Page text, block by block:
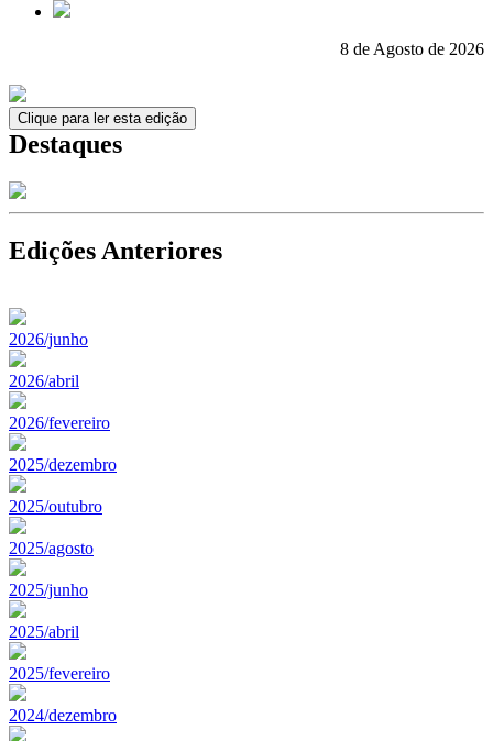
8 de Agosto de 2026
Clique para ler esta edição
Destaques
Edições Anteriores
2026/junho
2026/abril
2026/fevereiro
2025/dezembro
2025/outubro
2025/agosto
2025/junho
2025/abril
2025/fevereiro
2024/dezembro